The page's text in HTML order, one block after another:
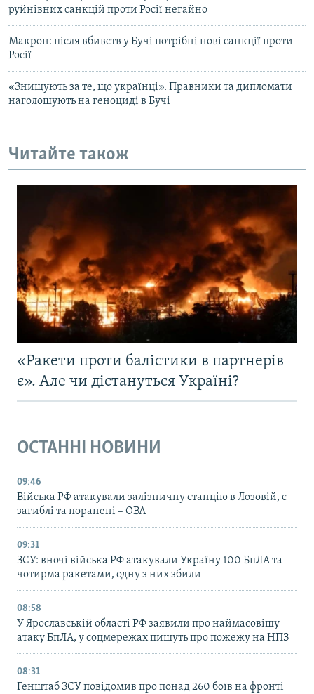
руйнівних санкцій проти Росії негайно
Макрон: після вбивств у Бучі потрібні нові санкції проти
Росії
«Знищують за те, що українці». Правники та дипломати
наголошують на геноциді в Бучі
Читайте також
«Ракети проти балістики в партнерів
є». Але чи дістануться Україні?
ОСТАННІ НОВИНИ
09:46
Війська РФ атакували залізничну станцію в Лозовій, є
загиблі та поранені – ОВА
09:31
ЗСУ: вночі війська РФ атакували Україну 100 БпЛА та
чотирма ракетами, одну з них збили
08:58
У Ярославській області РФ заявили про наймасовішу
атаку БпЛА, у соцмережах пишуть про пожежу на НПЗ
08:31
Генштаб ЗСУ повідомив про понад 260 боїв на фронті